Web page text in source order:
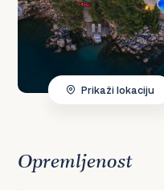
Prikaži lokaciju
Opremljenost